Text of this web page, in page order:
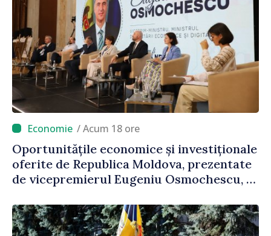
/ Acum 18 ore
Oportunitățile economice și investiționale
oferite de Republica Moldova, prezentate
de vicepremierul Eugeniu Osmochescu, la